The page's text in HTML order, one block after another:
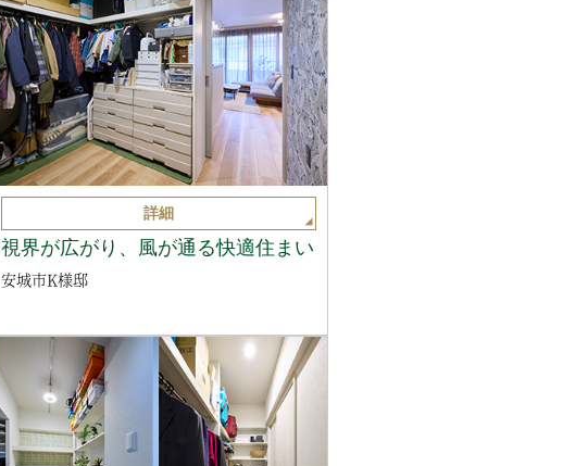
詳細
視界が広がり、風が通る快適住まい
安城市K様邸